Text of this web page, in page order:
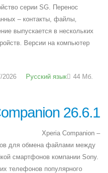
серии SG. Перенос
– контакты, файлы,
выпускается в нескольких
Версии на компьютер
2026 Русский язык 44 Мб.
26.6.1
Xperia Companion –
для обмена файлами между
смартфонов компании Sony.
телефонов популярного